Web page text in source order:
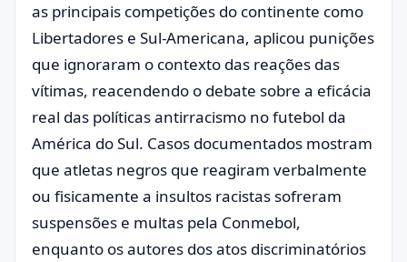
as principais competições do continente como
Libertadores e Sul-Americana, aplicou punições
que ignoraram o contexto das reações das
vítimas, reacendendo o debate sobre a eficácia
real das políticas antirracismo no futebol da
América do Sul. Casos documentados mostram
que atletas negros que reagiram verbalmente
ou fisicamente a insultos racistas sofreram
suspensões e multas pela Conmebol,
enquanto os autores dos atos discriminatórios